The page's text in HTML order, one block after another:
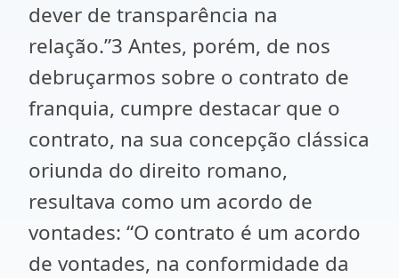
dever de transparência na
relação.”3 Antes, porém, de nos
debruçarmos sobre o contrato de
franquia, cumpre destacar que o
contrato, na sua concepção clássica
oriunda do direito romano,
resultava como um acordo de
vontades: “O contrato é um acordo
de vontades, na conformidade da